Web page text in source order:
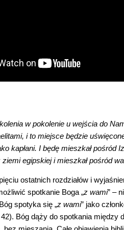
w pokolenie u wejścia do
i to miejsce będzie
kapłani. I będę mieszkał
egipskiej i mieszkał pośród
ostatnich rozdziałów i
spotkanie Boga „z wami” –
spotyka się „z wami” jako
42). Bóg dąży do spotkania